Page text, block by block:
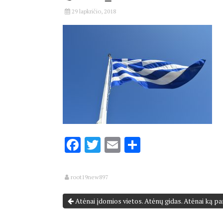
29 lapkričio, 2018
Facebook
Twitter
Email
root19new897
Atėnai įdomios vietos. Atėnų gidas. Atėnai ką